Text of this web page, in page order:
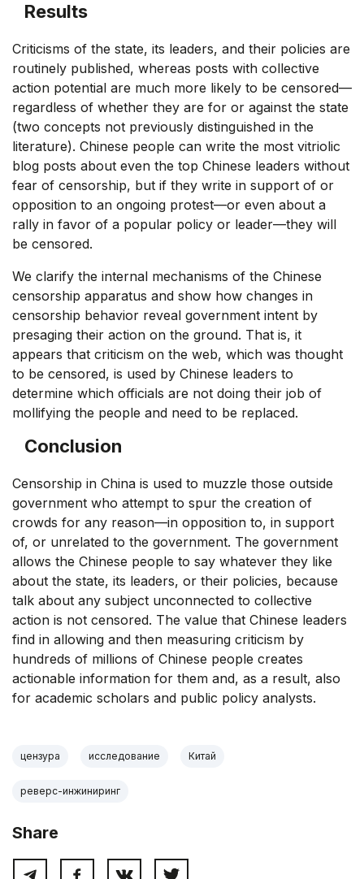
Results
Criticisms of the state, its leaders, and their policies are
routinely published, whereas posts with collective
action potential are much more likely to be censored—
regardless of whether they are for or against the state
(two concepts not previously distinguished in the
literature). Chinese people can write the most vitriolic
blog posts about even the top Chinese leaders without
fear of censorship, but if they write in support of or
opposition to an ongoing protest—or even about a
rally in favor of a popular policy or leader—they will
be censored.
We clarify the internal mechanisms of the Chinese
censorship apparatus and show how changes in
censorship behavior reveal government intent by
presaging their action on the ground. That is, it
appears that criticism on the web, which was thought
to be censored, is used by Chinese leaders to
determine which officials are not doing their job of
mollifying the people and need to be replaced.
Conclusion
Censorship in China is used to muzzle those outside
government who attempt to spur the creation of
crowds for any reason—in opposition to, in support
of, or unrelated to the government. The government
allows the Chinese people to say whatever they like
about the state, its leaders, or their policies, because
talk about any subject unconnected to collective
action is not censored. The value that Chinese leaders
find in allowing and then measuring criticism by
hundreds of millions of Chinese people creates
actionable information for them and, as a result, also
for academic scholars and public policy analysts.
цензура исследование Китай
реверс-инжиниринг
Share